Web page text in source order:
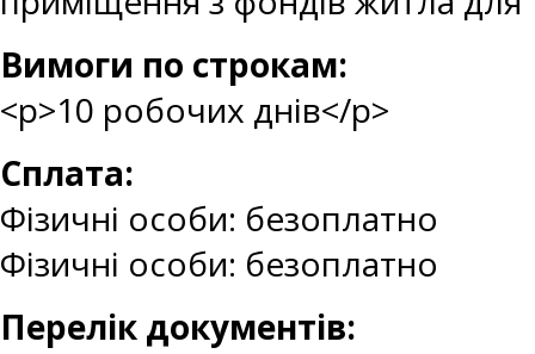
Вимоги по строкам:
<p>10 робочих днів</p>
Сплата:
Фізичні особи: безоплатно
Фізичні особи: безоплатно
Перелік документів: